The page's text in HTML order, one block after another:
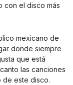
con el disco más
mexicano de
donde siempre
que está
las canciones
de este disco.